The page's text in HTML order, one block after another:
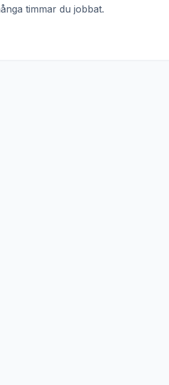
timmar du jobbat.